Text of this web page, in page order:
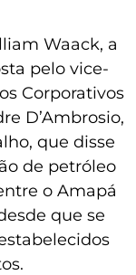
Waack, a
pelo vice-
Corporativos
D’Ambrosio,
que disse
de petróleo
o Amapá
que se